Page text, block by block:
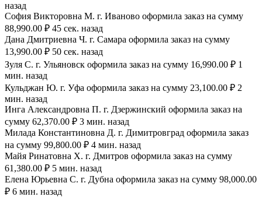
назад
София Викторовна М. г. Иваново оформила заказ на сумму
88,990.00 ₽ 45 сек. назад
Дана Дмитриевна Ч. г. Самара оформила заказ на сумму
13,990.00 ₽ 50 сек. назад
Зуля С. г. Ульяновск оформила заказ на сумму 16,990.00 ₽ 1
мин. назад
Кульджан Ю. г. Уфа оформила заказ на сумму 23,100.00 ₽ 2
мин. назад
Инга Александровна П. г. Дзержинский оформила заказ на
сумму 62,370.00 ₽ 3 мин. назад
Милада Константиновна Д. г. Димитровград оформила заказ
на сумму 99,800.00 ₽ 4 мин. назад
Майя Ринатовна Х. г. Дмитров оформила заказ на сумму
61,380.00 ₽ 5 мин. назад
Елена Юрьевна С. г. Дубна оформила заказ на сумму 98,000.00
₽ 6 мин. назад